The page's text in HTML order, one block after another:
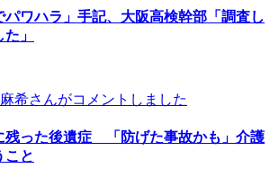
パワハラ」手記、大阪高検幹部「調査し
」
希さんがコメントしました
残った後遺症 「防げた事故かも」介護
こと